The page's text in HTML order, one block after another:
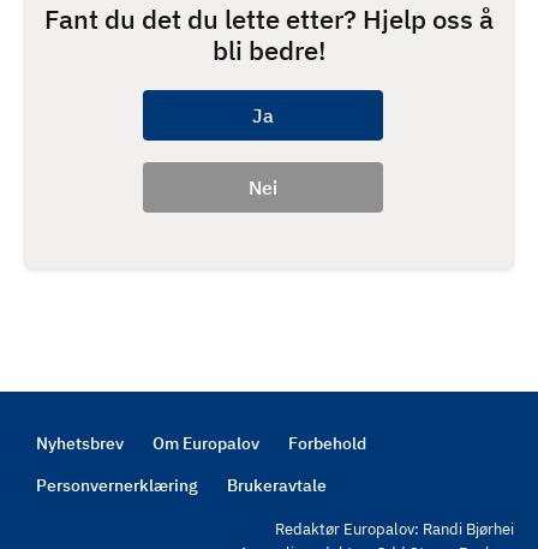
Fant du det du lette etter? Hjelp oss å
bli bedre!
Footer
Nyhetsbrev Om Europalov
Forbehold
Personvernerklæring
Brukeravtale
Redaktør Europalov: Randi Bjørhei